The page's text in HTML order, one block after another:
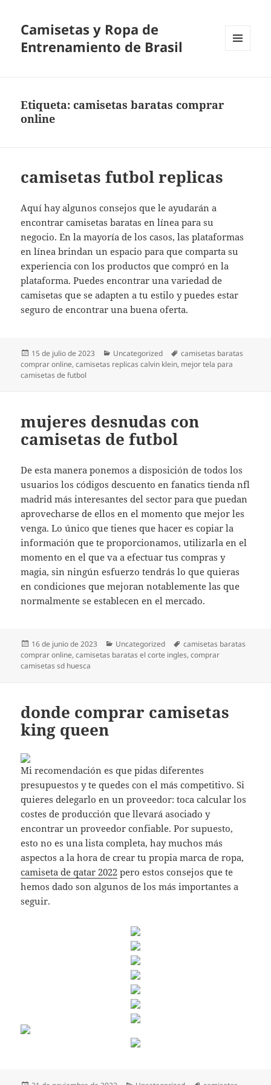
Camisetas y Ropa de
Entrenamiento de Brasil
Etiqueta:camisetas baratas comprar
online
camisetas futbol replicas
Aquí hay algunos consejos que le ayudarán a
encontrar camisetas baratas en línea para su
negocio. En la mayoría de los casos, las plataformas
en línea brindan un espacio para que comparta su
experiencia con los productos que compró en la
plataforma. Puedes encontrar una variedad de
camisetas que se adapten a tu estilo y puedes estar
seguro de encontrar una buena oferta.
Publicado
el
15 de julio de 2023 Categorías
Uncategorized Etiquetas
camisetas baratas
comprar online,camisetas replicas calvin klein, mejor tela para
camisetas de futbol
mujeres desnudas con
camisetas de futbol
De esta manera ponemos a disposición de todos los
usuarios los códigos descuento en fanatics tienda nfl
madrid más interesantes del sector para que puedan
aprovecharse de ellos en el momento que mejor les
venga. Lo único que tienes que hacer es copiar la
información que te proporcionamos, utilizarla en el
momento en el que va a efectuar tus compras y
magia, sin ningún esfuerzo tendrás lo que quieras
en condiciones que mejoran notablemente las que
normalmente se establecen en el mercado.
Publicado
el
16 de junio de 2023 Categorías
Uncategorized Etiquetas
camisetas baratas
comprar online,camisetas baratas el corte ingles,comprar
camisetas sd huesca
donde comprar camisetas
king queen
Mi recomendación es que pidas diferentes
presupuestos y te quedes con el más competitivo. Si
quieres delegarlo en un proveedor: toca calcular los
costes de producción que llevará asociado y
encontrar un proveedor confiable. Por supuesto,
esto no es una lista completa, hay muchos más
aspectos a la hora de crear tu propia marca de ropa,
camiseta de qatar 2022 pero estos consejos que te
hemos dado son algunos de los más importantes a
seguir.